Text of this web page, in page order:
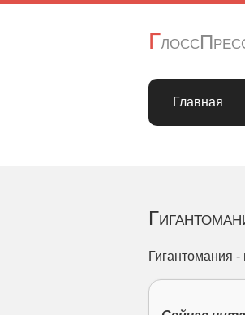
Г
Главная
Гигантомания